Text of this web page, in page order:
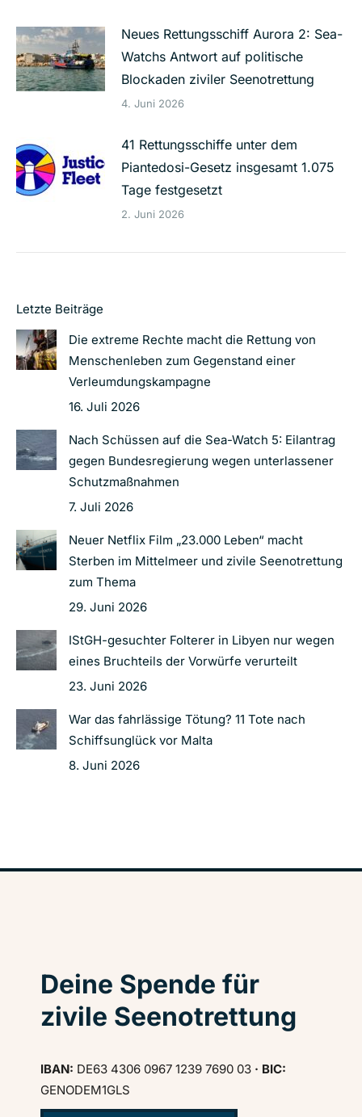
Neues Rettungsschiff Aurora 2: Sea-
Watchs Antwort auf politische
Blockaden ziviler Seenotrettung
4. Juni 2026
41 Rettungsschiffe unter dem
Piantedosi-Gesetz insgesamt 1.075
Tage festgesetzt
2. Juni 2026
Letzte Beiträge
Die extreme Rechte macht die Rettung von
Menschenleben zum Gegenstand einer
Verleumdungskampagne
16. Juli 2026
Nach Schüssen auf die Sea-Watch 5: Eilantrag
gegen Bundesregierung wegen unterlassener
Schutzmaßnahmen
7. Juli 2026
Neuer Netflix Film „23.000 Leben“ macht
Sterben im Mittelmeer und zivile Seenotrettung
zum Thema
29. Juni 2026
IStGH-gesuchter Folterer in Libyen nur wegen
eines Bruchteils der Vorwürfe verurteilt
23. Juni 2026
War das fahrlässige Tötung? 11 Tote nach
Schiffsunglück vor Malta
8. Juni 2026
Deine Spende für
zivile Seenotrettung
IBAN: DE63 4306 0967 1239 7690 03 · BIC:
GENODEM1GLS